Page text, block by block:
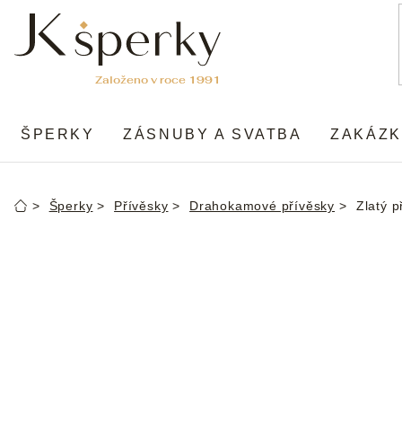
obsah
ŠPERKY ZÁSNUBY A SVATBA
DomůŠperky Přívěsky Drahokamové přívěsky Zlatý